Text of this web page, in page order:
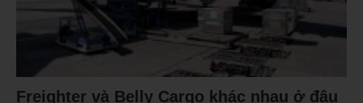
Freighter và Belly Cargo khác nhau ở đâu